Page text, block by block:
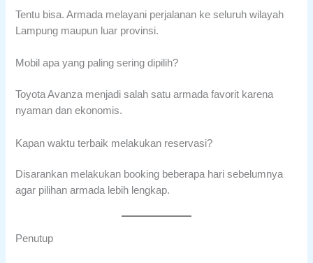
Tentu bisa. Armada melayani perjalanan ke seluruh wilayah
Lampung maupun luar provinsi.
Mobil apa yang paling sering dipilih?
Toyota Avanza menjadi salah satu armada favorit karena
nyaman dan ekonomis.
Kapan waktu terbaik melakukan reservasi?
Disarankan melakukan booking beberapa hari sebelumnya
agar pilihan armada lebih lengkap.
Penutup